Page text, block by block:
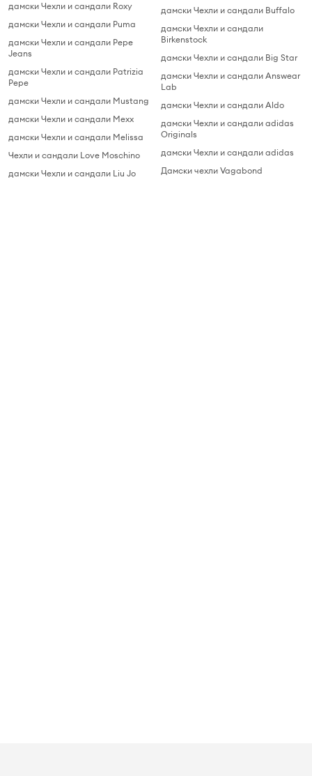
дамски Чехли и сандали Roxy
дамски Чехли и сандали Puma
дамски Чехли и сандали Pepe
Jeans
дамски Чехли и сандали Patrizia
Pepe
дамски Чехли и сандали Mustang
дамски Чехли и сандали Mexx
дамски Чехли и сандали Melissa
Чехли и сандали Love Moschino
дамски Чехли и сандали Liu Jo
дамски Чехли и сандали Buffalo
дамски Чехли и сандали
Birkenstock
дамски Чехли и сандали Big Star
дамски Чехли и сандали Answear
Lab
дамски Чехли и сандали Aldo
дамски Чехли и сандали adidas
Originals
дамски Чехли и сандали adidas
Дамски чехли Vagabond